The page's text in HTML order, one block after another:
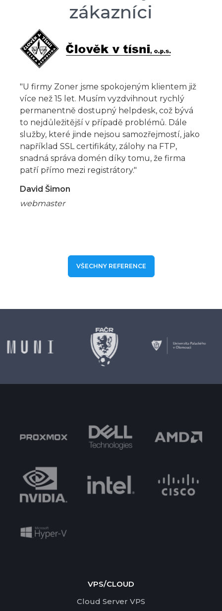
zákazníci
"U firmy Zoner jsme spokojeným klientem již
více než 15 let. Musím vyzdvihnout rychlý
permanentně dostupný helpdesk, což bývá
to nejdůležitější v případě problémů. Dále
služby, které jinde nejsou samozřejmostí, jako
například SSL certifikáty, zálohy na FTP,
snadná správa domén díky tomu, že firma
patří přímo mezi registrátory."
David Šimon
webmaster
VŠECHNY REFERENCE
VPS/CLOUD
Cloud Server VPS